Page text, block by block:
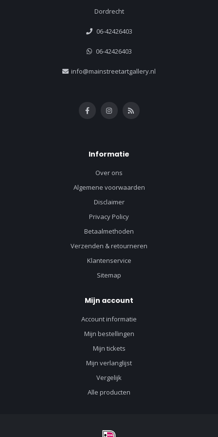
Dordrecht
06-42426403
06-42426403
info@mainstreetartgallery.nl
Informatie
Over ons
Algemene voorwaarden
Disclaimer
Privacy Policy
Betaalmethoden
Verzenden & retourneren
Klantenservice
Sitemap
Mijn account
Account informatie
Mijn bestellingen
Mijn tickets
Mijn verlanglijst
Vergelijk
Alle producten